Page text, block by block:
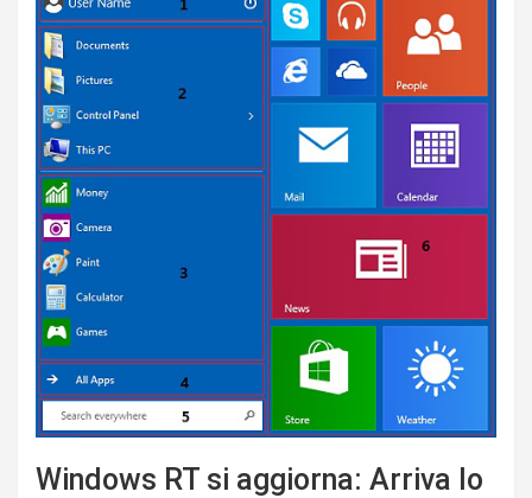
Windows RT si aggiorna: Arriva lo